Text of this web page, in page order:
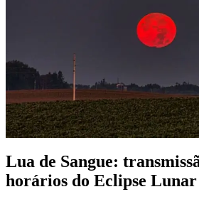
Lua de Sangue:
horários do Eclipse Lunar